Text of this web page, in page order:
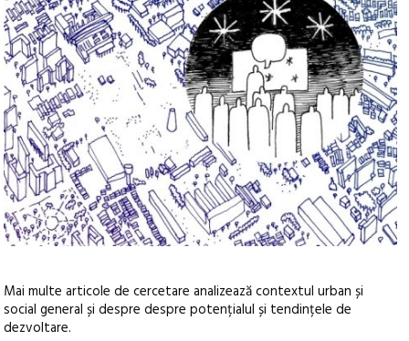
Mai multe articole de cercetare analizează contextul urban și
social general și despre despre potențialul și tendințele de
dezvoltare.